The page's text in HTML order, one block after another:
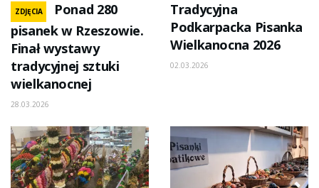
ZDJĘCIA
Ponad 280
pisanek w Rzeszowie.
Finał wystawy
tradycyjnej sztuki
wielkanocnej
28.03.2026
Tradycyjna
Podkarpacka Pisanka
Wielkanocna 2026
02.03.2026